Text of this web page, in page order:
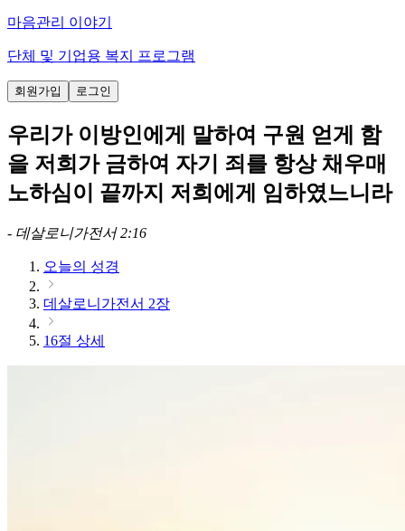
마음관리 이야기
단체 및 기업용 복지 프로그램
회원가입 로그인
우리가 이방인에게 말하여 구원 얻게 함
을 저희가 금하여 자기 죄를 항상 채우매
노하심이 끝까지 저희에게 임하였느니라
- 데살로니가전서 2:16
오늘의 성경
데살로니가전서 2장
16절 상세